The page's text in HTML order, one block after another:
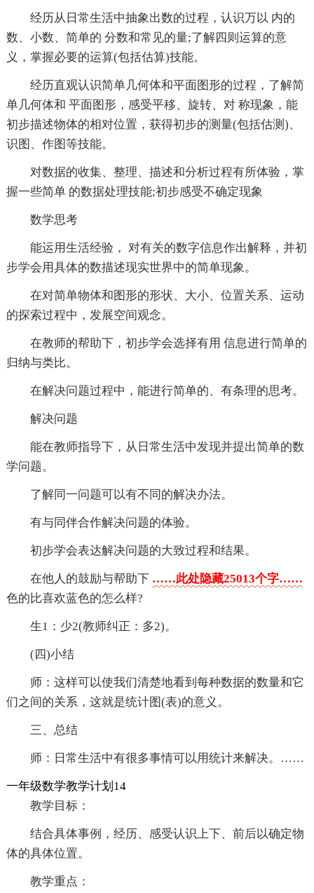
经历从日常生活中抽象出数的过程，认识万以 内的
数、小数、简单的 分数和常见的量;了解四则运算的意
义，掌握必要的运算(包括估算)技能。
经历直观认识简单几何体和平面图形的过程，了解简
单几何体和 平面图形，感受平移、旋转、对 称现象，能
初步描述物体的相对位置，获得初步的测量(包括估测)、
识图、作图等技能。
对数据的收集、整理、描述和分析过程有所体验，掌
握一些简单 的数据处理技能;初步感受不确定现象
数学思考
能运用生活经验， 对有关的数字信息作出解释，并初
步学会用具体的数描述现实世界中的简单现象。
在对简单物体和图形的形状、大小、位置关系、运动
的探索过程中，发展空间观念。
在教师的帮助下，初步学会选择有用 信息进行简单的
归纳与类比。
在解决问题过程中，能进行简单的、有条理的思考。
解决问题
能在教师指导下，从日常生活中发现并提出简单的数
学问题。
了解同一问题可以有不同的解决办法。
有与同伴合作解决问题的体验。
初步学会表达解决问题的大致过程和结果。
在他人的鼓励与帮助下 ……此处隐藏25013个字……
色的比喜欢蓝色的怎么样?
生1：少2(教师纠正：多2)。
(四)小结
师：这样可以使我们清楚地看到每种数据的数量和它
们之间的关系，这就是统计图(表)的意义。
三、总结
师：日常生活中有很多事情可以用统计来解决。……
一年级数学教学计划14
教学目标：
结合具体事例，经历、感受认识上下、前后以确定物
体的具体位置。
教学重点：